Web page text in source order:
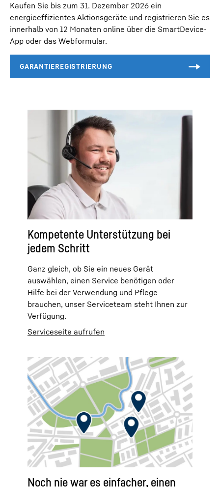
Kaufen Sie bis zum 31. Dezember 2026 ein
energieeffizientes Aktionsgeräte und registrieren Sie es
innerhalb von 12 Monaten online über die SmartDevice-
App oder das Webformular.
Kompetente Unterstützung bei
jedem Schritt
Ganz gleich, ob Sie ein neues Gerät
auswählen, einen Service benötigen oder
Hilfe bei der Verwendung und Pflege
brauchen, unser Serviceteam steht Ihnen zur
Verfügung.
Serviceseite aufrufen
Noch nie war es einfacher, einen